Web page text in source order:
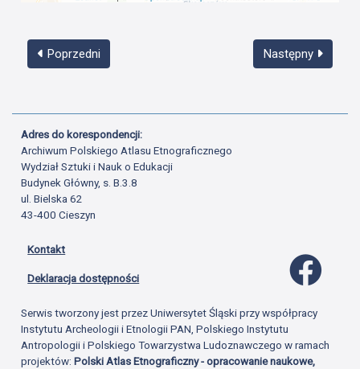
Poprzedni Następny
Adres do korespondencji:
Archiwum Polskiego Atlasu Etnograficznego
Wydział Sztuki i Nauk o Edukacji
Budynek Główny, s. B.3.8
ul. Bielska 62
43-400 Cieszyn
Kontakt
Deklaracja dostępności
Serwis tworzony jest przez Uniwersytet Śląski przy współpracy
Instytutu Archeologii i Etnologii PAN, Polskiego Instytutu
Antropologii i Polskiego Towarzystwa Ludoznawczego w ramach
projektów:Polski Atlas Etnograficzny - opracowanie naukowe,